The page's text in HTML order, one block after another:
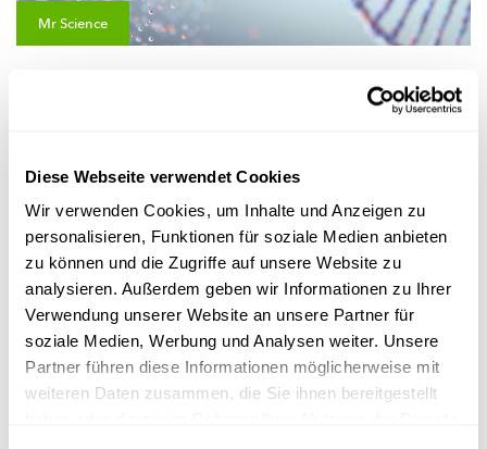
Diese Webseite verwendet Cookies
Wir verwenden Cookies, um Inhalte und Anzeigen zu
personalisieren, Funktionen für soziale Medien anbieten
zu können und die Zugriffe auf unsere Website zu
analysieren. Außerdem geben wir Informationen zu Ihrer
Verwendung unserer Website an unsere Partner für
soziale Medien, Werbung und Analysen weiter. Unsere
Partner führen diese Informationen möglicherweise mit
weiteren Daten zusammen, die Sie ihnen bereitgestellt
Mr Science
Kënnen DNA-Tester eis soen, wou mir
gewunnt hunn?
FNR